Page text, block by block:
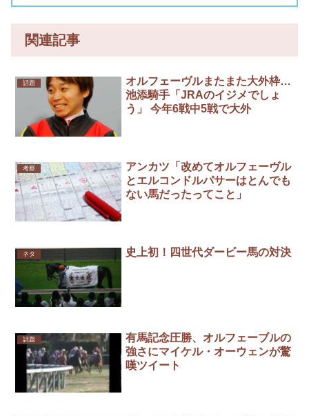
関連記事
話題
オルフェーヴルまたまた大外枠…
池添騎手「JRAのイジメでしょ
う」 今年6戦中5戦で大外
考察
アンカツ「改めてオルフェーヴル
とエルコンドルパサーはとんでも
ない馬だったってこと」
ネタ 史上初！四世代ダービー馬の対決
話題
有馬記念圧勝、オルフェーブルの
強さにマイケル・オーウェンが驚
嘆ツイート